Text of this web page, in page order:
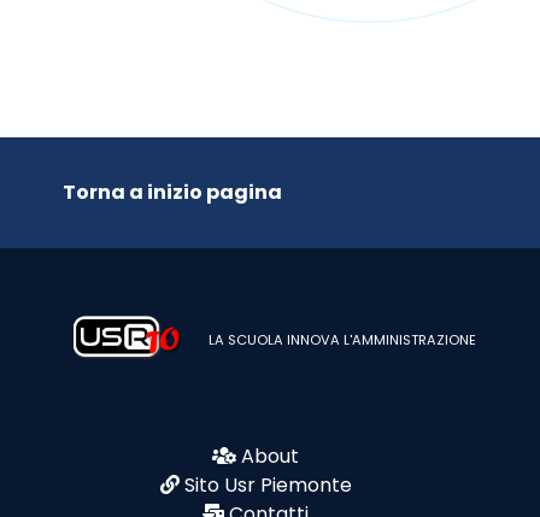
Torna a inizio pagina
LA SCUOLA INNOVA L'AMMINISTRAZIONE
About
Sito Usr Piemonte